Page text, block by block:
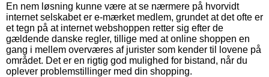
En nem løsning kunne være at se nærmere på hvorvidt
internet selskabet er e-mærket medlem, grundet at det ofte er
et tegn på at internet webshoppen retter sig efter de
gældende danske regler, tillige med at online shoppen en
gang i mellem overværes af jurister som kender til lovene på
området. Det er en rigtig god mulighed for bistand, når du
oplever problemstillinger med din shopping.